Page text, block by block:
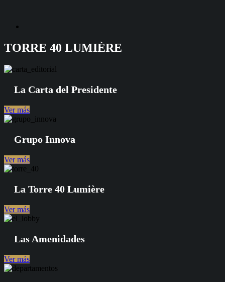
TORRE 40 LUMIÈRE
La Carta del Presidente
Ver más
Grupo Innova
Ver más
La Torre 40 Lumière
Ver más
Las Amenidades
Ver más